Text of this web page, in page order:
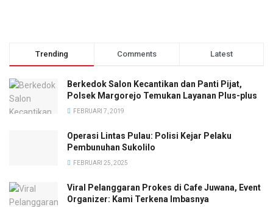
Trending Comments Latest
Berkedok Salon Kecantikan dan Panti Pijat,
Polsek Margorejo Temukan Layanan Plus-plus
FEBRUARI 7, 2019
Operasi Lintas Pulau: Polisi Kejar Pelaku
Pembunuhan Sukolilo
FEBRUARI 25, 2025
Viral Pelanggaran Prokes di Cafe Juwana, Event
Organizer: Kami Terkena Imbasnya